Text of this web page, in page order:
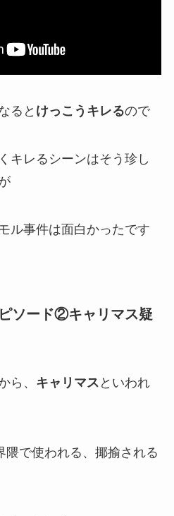
ると けっこうキレるので
キレるシーンはそう珍し
ル事件は面白かったです
ソード②キャリマス疑
ら、 キャリマス といわれ
隈で使われる、揶揄される